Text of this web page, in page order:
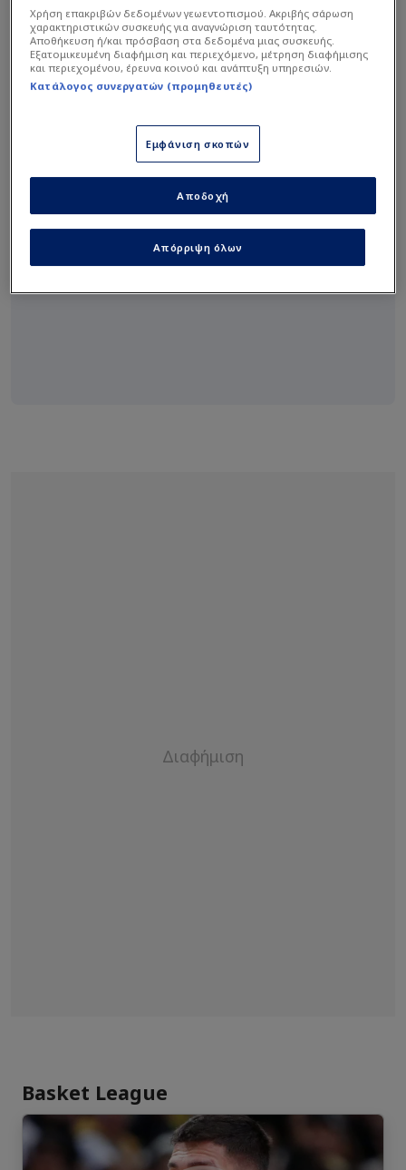
OPI Προηγούμενος αγώνας PAN
PAN
Πεμ, 24 Σεπ
Συνέδριο
Διαίρεση
Basket League
Χρήση επακριβών δεδομένων γεωεντοπισμού. Ακριβής σάρωση
χαρακτηριστικών συσκευής για αναγνώριση ταυτότητας.
Αποθήκευση ή/και πρόσβαση στα δεδομένα μιας συσκευής.
Εξατομικευμένη διαφήμιση και περιεχόμενο, μέτρηση διαφήμισης
και περιεχομένου, έρευνα κοινού και ανάπτυξη υπηρεσιών.
Κατάλογος συνεργατών (προμηθευτές)
Εμφάνιση σκοπών
Απόρριψη όλων
Αποδοχή